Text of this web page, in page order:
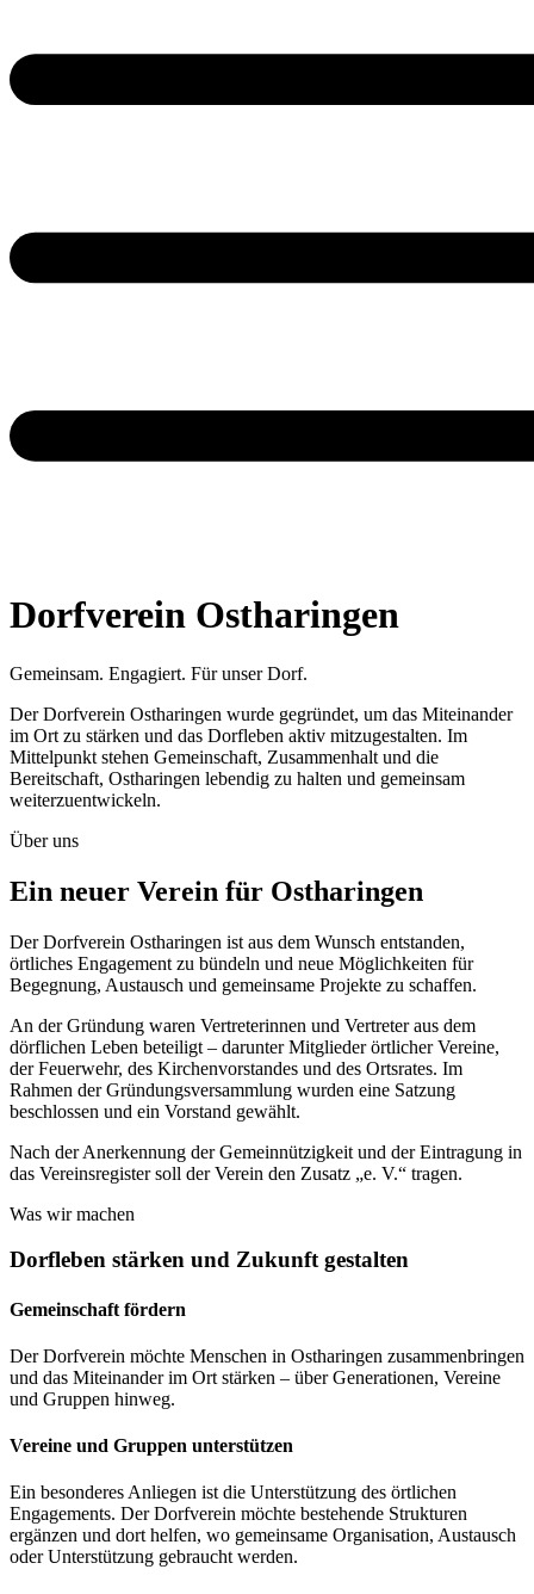
Dorfverein Ostharingen
Gemeinsam. Engagiert. Für unser Dorf.
Der Dorfverein Ostharingen wurde gegründet, um das Miteinander
im Ort zu stärken und das Dorfleben aktiv mitzugestalten. Im
Mittelpunkt stehen Gemeinschaft, Zusammenhalt und die
Bereitschaft, Ostharingen lebendig zu halten und gemeinsam
weiterzuentwickeln.
Über uns
Ein neuer Verein für Ostharingen
Der Dorfverein Ostharingen ist aus dem Wunsch entstanden,
örtliches Engagement zu bündeln und neue Möglichkeiten für
Begegnung, Austausch und gemeinsame Projekte zu schaffen.
An der Gründung waren Vertreterinnen und Vertreter aus dem
dörflichen Leben beteiligt – darunter Mitglieder örtlicher Vereine,
der Feuerwehr, des Kirchenvorstandes und des Ortsrates. Im
Rahmen der Gründungsversammlung wurden eine Satzung
beschlossen und ein Vorstand gewählt.
Nach der Anerkennung der Gemeinnützigkeit und der Eintragung in
das Vereinsregister soll der Verein den Zusatz „e. V.“ tragen.
Was wir machen
Dorfleben stärken und Zukunft gestalten
Gemeinschaft fördern
Der Dorfverein möchte Menschen in Ostharingen zusammenbringen
und das Miteinander im Ort stärken – über Generationen, Vereine
und Gruppen hinweg.
Vereine und Gruppen unterstützen
Ein besonderes Anliegen ist die Unterstützung des örtlichen
Engagements. Der Dorfverein möchte bestehende Strukturen
ergänzen und dort helfen, wo gemeinsame Organisation, Austausch
oder Unterstützung gebraucht werden.